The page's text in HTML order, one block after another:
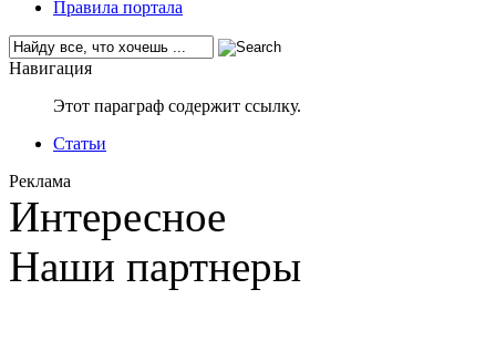
Правила портала
Навигация
Этот параграф содержит ссылку.
Статьи
Реклама
Интересное
Наши партнеры